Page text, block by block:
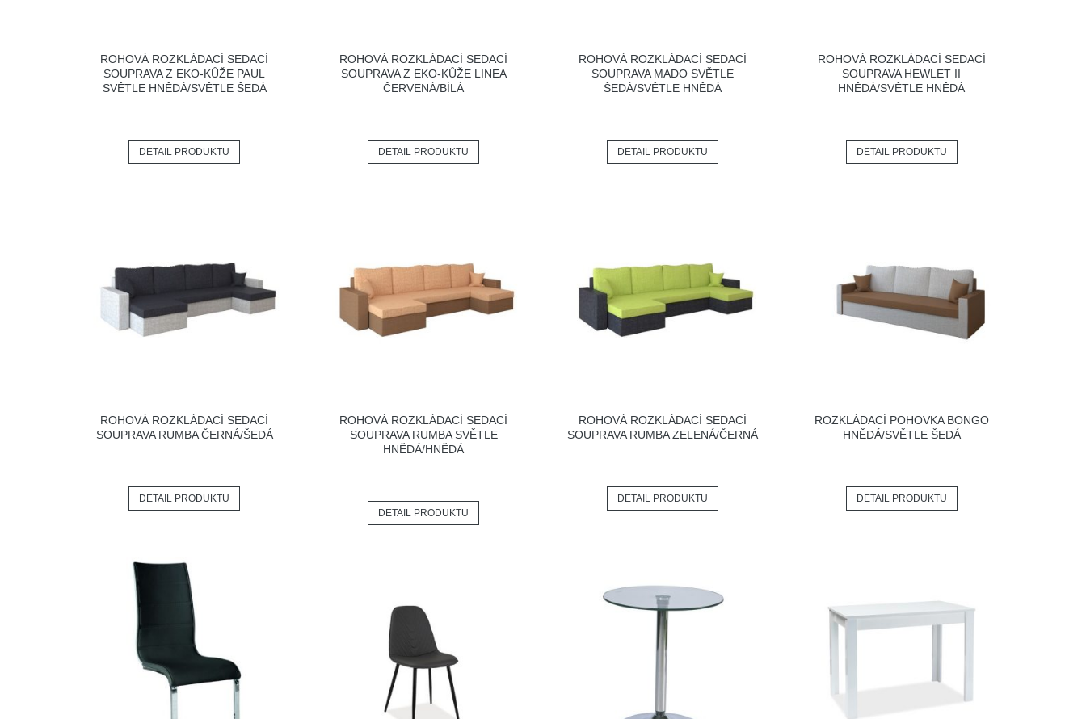
ROHOVÁ ROZKLÁDACÍ SEDACÍ
SOUPRAVA Z EKO-KŮŽE PAUL
SVĚTLE HNĚDÁ/SVĚTLE ŠEDÁ
DETAIL PRODUKTU
ROHOVÁ ROZKLÁDACÍ SEDACÍ
SOUPRAVA Z EKO-KŮŽE LINEA
ČERVENÁ/BÍLÁ
DETAIL PRODUKTU
ROHOVÁ ROZKLÁDACÍ SEDACÍ
SOUPRAVA MADO SVĚTLE
ŠEDÁ/SVĚTLE HNĚDÁ
DETAIL PRODUKTU
ROHOVÁ ROZKLÁDACÍ SEDACÍ
SOUPRAVA HEWLET II
HNĚDÁ/SVĚTLE HNĚDÁ
DETAIL PRODUKTU
ROHOVÁ ROZKLÁDACÍ SEDACÍ
SOUPRAVA RUMBA ČERNÁ/ŠEDÁ
DETAIL PRODUKTU
ROHOVÁ ROZKLÁDACÍ SEDACÍ
SOUPRAVA RUMBA SVĚTLE
HNĚDÁ/HNĚDÁ
DETAIL PRODUKTU
ROHOVÁ ROZKLÁDACÍ SEDACÍ
SOUPRAVA RUMBA ZELENÁ/ČERNÁ
DETAIL PRODUKTU
ROZKLÁDACÍ POHOVKA BONGO
HNĚDÁ/SVĚTLE ŠEDÁ
DETAIL PRODUKTU